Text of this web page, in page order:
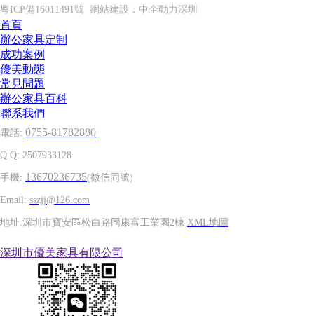
粵ICP備16011491號 網站建設： 中企動力深圳
首頁
辦公家具定制
成功案例
優美動態
常見問題
辦公家具百科
聯系我們
電話: 0755-81782880
Q Q: 2507933128
手機: 13670236735(微信同號)
Email: sszjj@126.com
地址:深圳市寶安區松白路同康富工業園2棟 XML地圖
深圳市優美家具有限公司